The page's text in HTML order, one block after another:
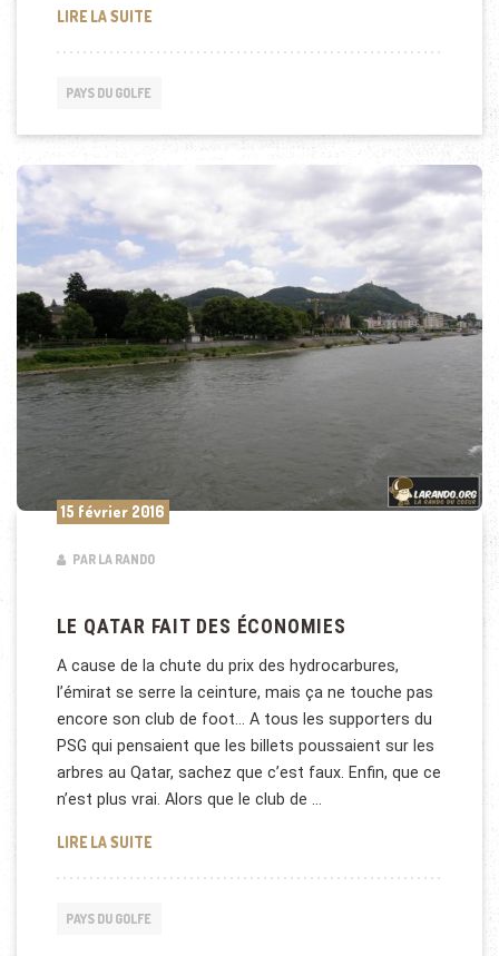
LIRE LA SUITELA PUISSANCE ÉCONOMIQUE DU QATAR
PAYS DU GOLFE
15 février 2016
PAR LA RANDO
LE QATAR FAIT DES ÉCONOMIES
A cause de la chute du prix des hydrocarbures,
l’émirat se serre la ceinture, mais ça ne touche pas
encore son club de foot… A tous les supporters du
PSG qui pensaient que les billets poussaient sur les
arbres au Qatar, sachez que c’est faux. Enfin, que ce
n’est plus vrai. Alors que le club de …
LIRE LA SUITELE QATAR FAIT DES ÉCONOMIES
PAYS DU GOLFE